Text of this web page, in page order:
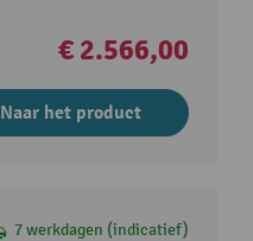
€ 2.566,00
Naar het product
7 werkdagen (indicatief)